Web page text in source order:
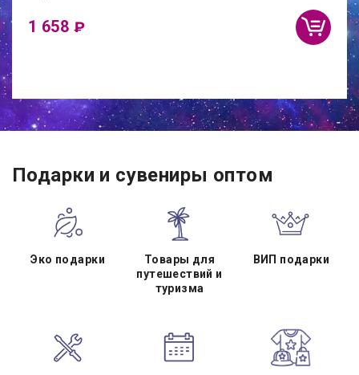
1 658 ₽
Подарки и сувениры оптом
Эко подарки
Товары для
путешествий и
туризма
ВИП подарки